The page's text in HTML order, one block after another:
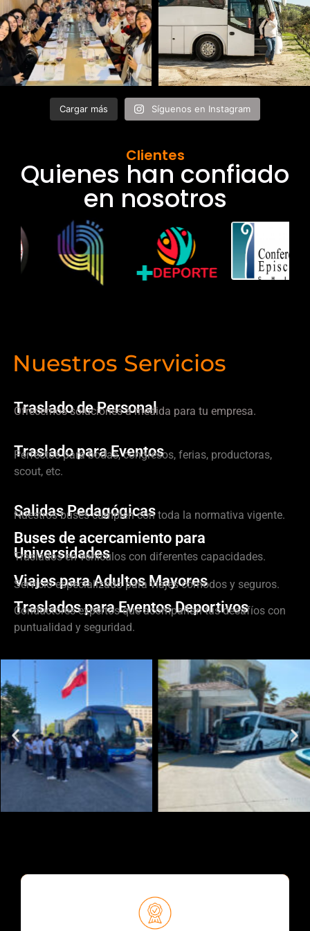
Cargar más Síguenos en Instagram
Clientes
Quienes han confiado
en nosotros
Nuestros Servicios
Traslado de Personal
Ofrecemos soluciones a medida para tu empresa.
Traslado para Eventos
Perfectos para bodas, congresos, ferias, productoras,
scout, etc.
Salidas Pedagógicas
Nuestros buses cumplen con toda la normativa vigente.
Buses de acercamiento para
Universidades
Traslados en vehículos con diferentes capacidades.
Viajes para Adultos Mayores
Servicio especializado para viajes cómodos y seguros.
Traslados para Eventos Deportivos
Conductores expertos que acompañan tus desafíos con
puntualidad y seguridad.